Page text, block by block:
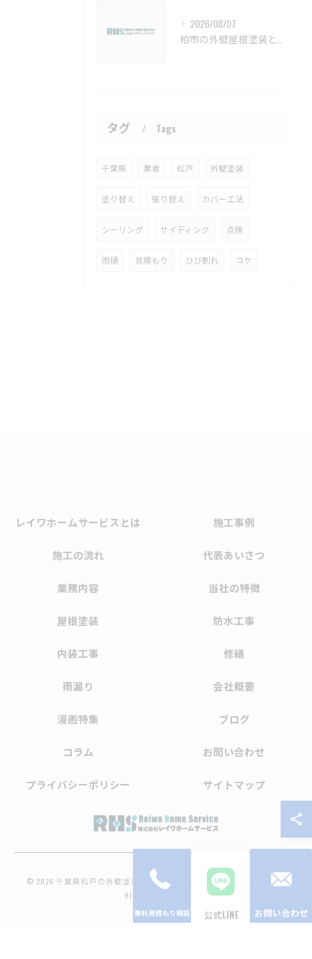
2026/08/07
タグ Tags
千葉県 業者 松戸 外壁塗装
塗り替え 張り替え カバー工法
シーリング サイディング 点検
雨樋 見積もり ひび割れ コケ
公式LINE お問い合わせ
レイワホームサービスとは 施工事例
施工の流れ 代表あいさつ
業務内容 当社の特徴
屋根塗装 防水工事
内装工事 修繕
雨漏り 会社概要
漫画特集 ブログ
コラム お問い合わせ
プライバシーポリシー サイトマップ
© 2026 千葉県松戸の外壁塗装なら株式会社レイワホームサービス ALL
RIGHTS RESERVED.